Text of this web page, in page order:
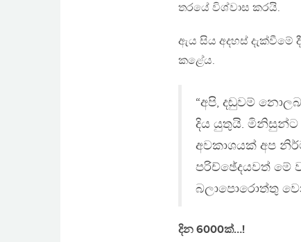
තරයේ විශ්වාස කරයි.
ඇය සිය අදහස් දැක්වීමේ
කළේය.
“අපි, දඬුවම්
දිය යුතුයි. මිනිසුන්ට
අවකාශයක් අප
පරිච්ඡේදයවත් මේ
බලාපොරොත්තු
දින 6000ක්…!